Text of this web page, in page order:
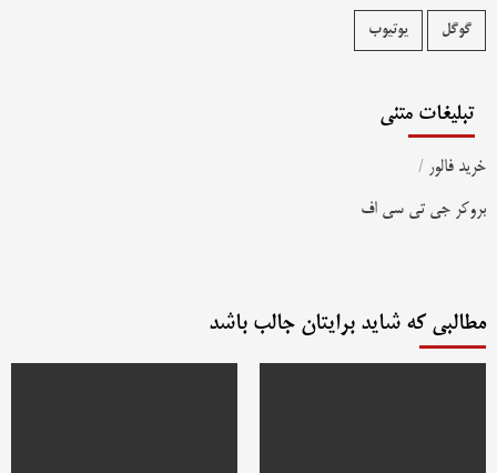
گوگل یوتیوب
تبلیغات متنی
خرید فالور /
بروکر جی تی سی اف
مطالبی که شاید برایتان جالب باشد